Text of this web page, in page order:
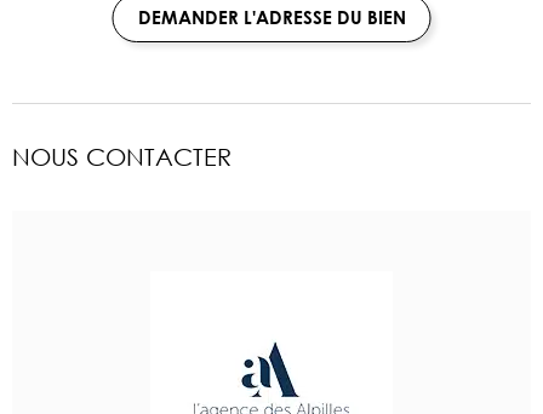
DEMANDER L'ADRESSE DU BIEN
NOUS CONTACTER